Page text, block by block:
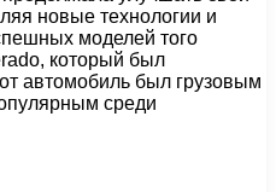
новые технологии и
моделей того
который был
автомобиль был грузовым
среди